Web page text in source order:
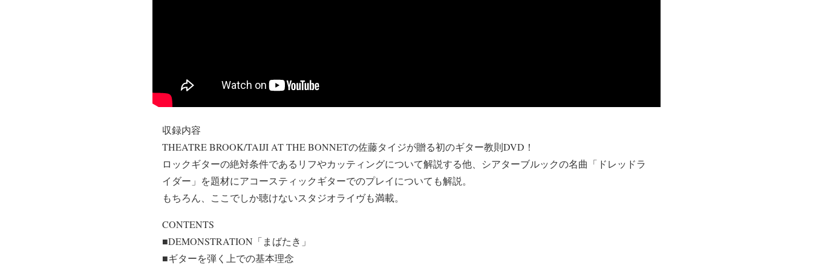
収録内容
THEATRE BROOK/TAIJI AT THE BONNETの佐藤タイジが贈る初のギター教則DVD！
ロックギターの絶対条件であるリフやカッティングについて解説する他、シアターブルックの名曲「ドレッドラ
イダー」を題材にアコースティックギターでのプレイについても解説。
もちろん、ここでしか聴けないスタジオライヴも満載。
CONTENTS
■DEMONSTRATION「まばたき」
■ギターを弾く上での基本理念